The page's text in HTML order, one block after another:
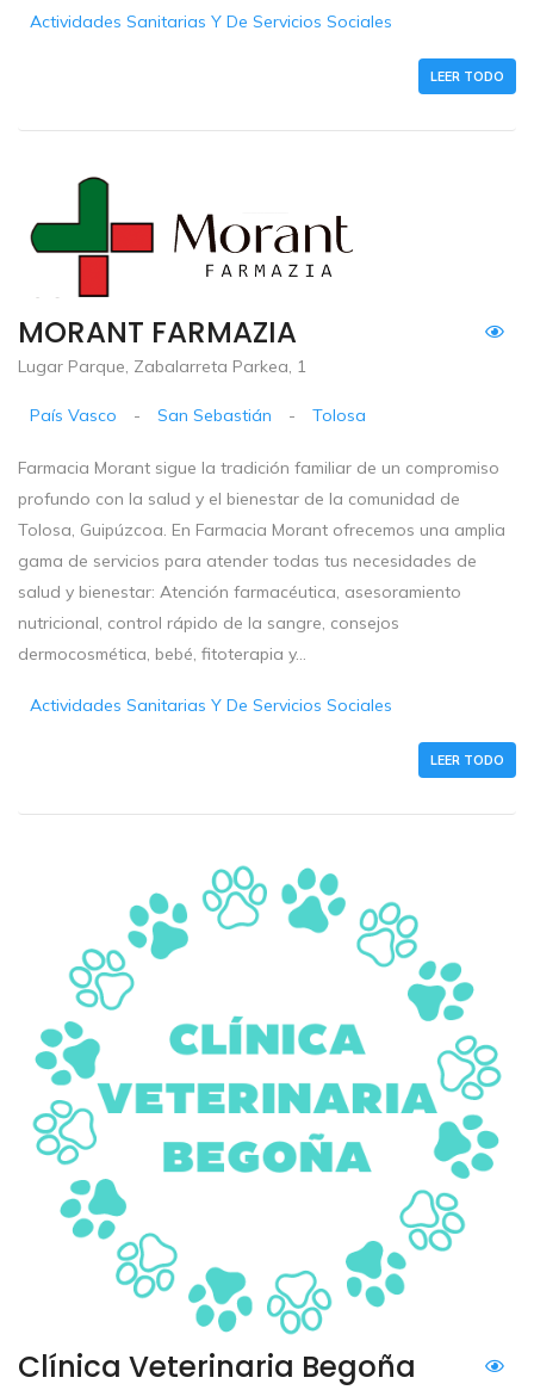
Actividades Sanitarias Y De Servicios Sociales
LEER TODO
MORANT FARMAZIA
Lugar Parque, Zabalarreta Parkea, 1
País Vasco - San Sebastián - Tolosa
Farmacia Morant sigue la tradición familiar de un compromiso
profundo con la salud y el bienestar de la comunidad de
Tolosa, Guipúzcoa. En Farmacia Morant ofrecemos una amplia
gama de servicios para atender todas tus necesidades de
salud y bienestar: Atención farmacéutica, asesoramiento
nutricional, control rápido de la sangre, consejos
dermocosmética, bebé, fitoterapia y...
Actividades Sanitarias Y De Servicios Sociales
LEER TODO
Clínica Veterinaria Begoña